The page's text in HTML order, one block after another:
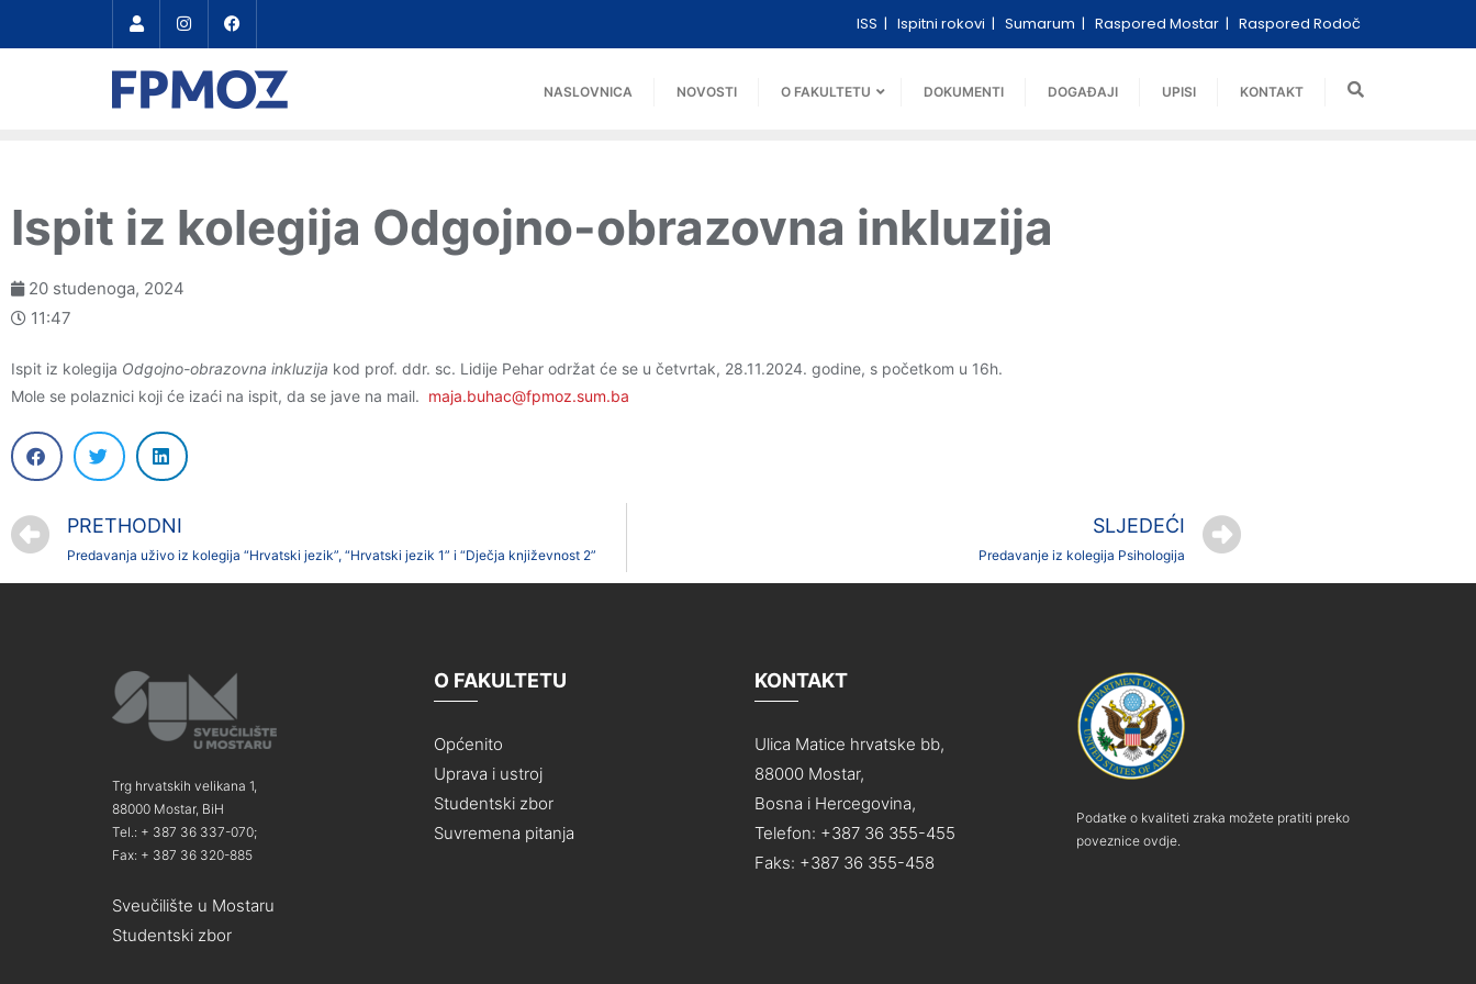
ISS Ispitni rokovi Sumarum Raspored Mostar Raspored Rodoč
NASLOVNICA NOVOSTI O FAKULTETU DOKUMENTI DOGAĐAJI UPISI KONTAKT
Ispit iz kolegija Odgojno-obrazovna inkluzija
20 studenoga, 2024
11:47
Ispit iz kolegija Odgojno-obrazovna inkluzija kod prof. ddr. sc. Lidije Pehar održat će se u četvrtak, 28.11.2024. godine, s početkom u 16h.
Mole se polaznici koji će izaći na ispit, da se jave na mail. maja.buhac@fpmoz.sum.ba
PRETHODNI
Predavanja uživo iz kolegija “Hrvatski jezik”, “Hrvatski jezik 1” i “Dječja književnost 2”
SLJEDEĆI
Predavanje iz kolegija Psihologija
Trg hrvatskih velikana 1,
88000 Mostar, BiH
Tel.: + 387 36 337-070;
Fax: + 387 36 320-885
Sveučilište u Mostaru
Studentski zbor
O FAKULTETU
Općenito
Uprava i ustroj
Studentski zbor
Suvremena pitanja
KONTAKT
Ulica Matice hrvatske bb,
88000 Mostar,
Bosna i Hercegovina,
Telefon: +387 36 355-455
Faks: +387 36 355-458
Podatke o kvaliteti zraka možete pratiti preko
poveznice ovdje.